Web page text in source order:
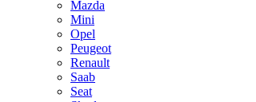
Mazda
Mini
Opel
Peugeot
Renault
Saab
Seat